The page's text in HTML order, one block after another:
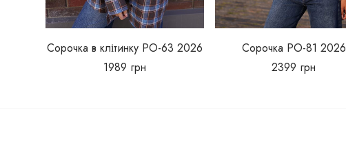
Сорочка в клітинку РО-63 2026
1989 грн
Сорочка РО-81 2026
2399 грн